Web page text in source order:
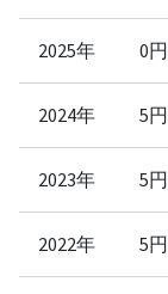
2025年 0円
2024年 5円
2023年 5円
2022年 5円